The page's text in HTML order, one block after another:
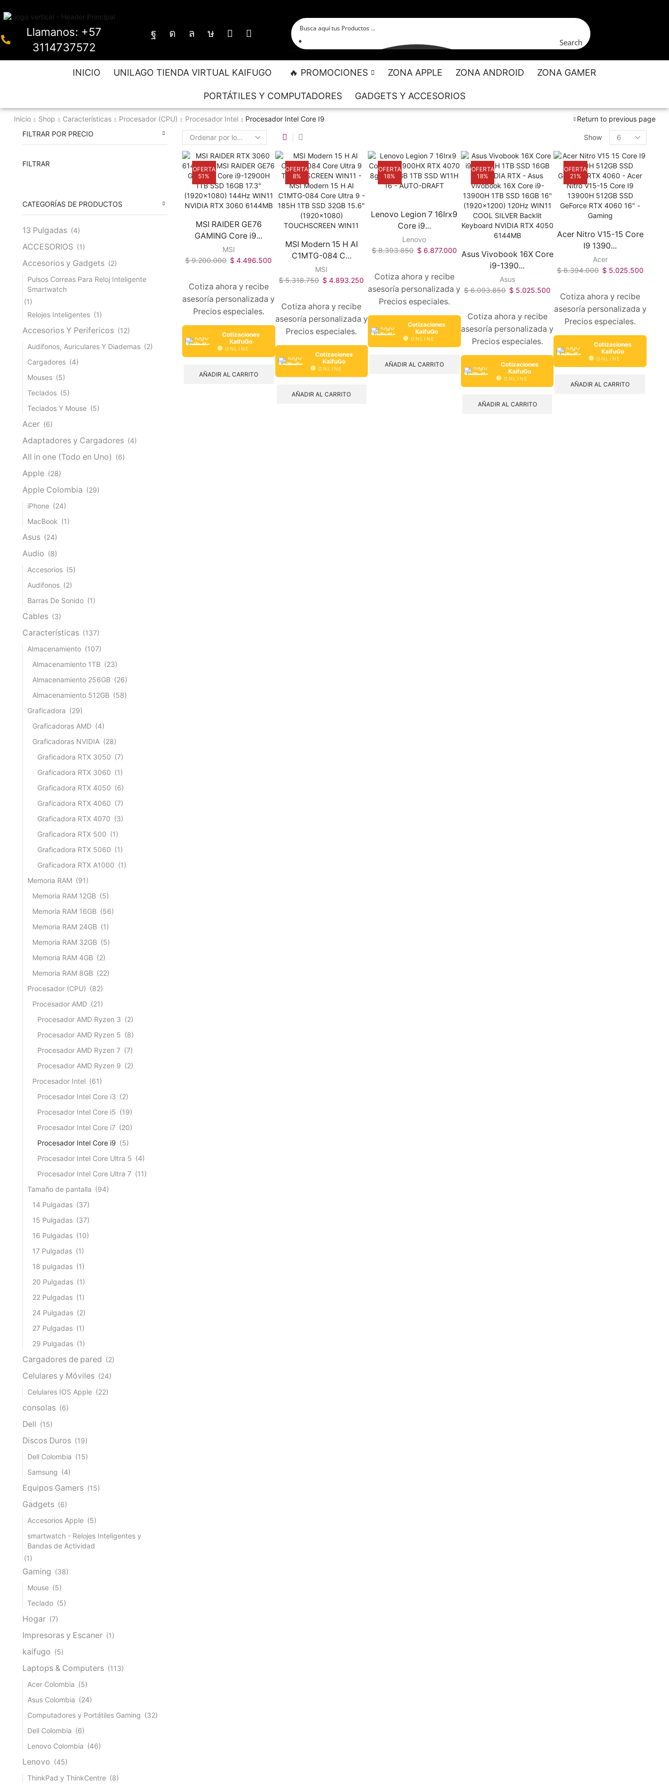
Llamanos: +57
3114737572
Search
INICIO UNILAGO TIENDA VIRTUAL KAIFUGO 🔥 PROMOCIONES ZONA APPLE ZONA ANDROID ZONA GAMER
PORTÁTILES Y COMPUTADORES GADGETS Y ACCESORIOS
Inicio Shop Características Procesador (CPU) Procesador Intel Procesador Intel Core I9 Return to previous page
Show
OFERTA
51%
MSI RAIDER GE76
GAMING Core i9...
MSI
$9.200.000 $ 4.496.500
Cotiza ahora y recibe
asesoría personalizada y
Precios especiales.
Cotizaciones
KaifuGo
ONLINE
AÑADIR AL CARRITO
OFERTA
8%
MSI Modern 15 H AI
C1MTG-084 C...
MSI
$5.318.750 $ 4.893.250
Cotiza ahora y recibe
asesoría personalizada y
Precios especiales.
Cotizaciones
KaifuGo
ONLINE
AÑADIR AL CARRITO
OFERTA
18%
Lenovo Legion 7 16Irx9
Core i9...
Lenovo
$8.393.850 $ 6.877.000
Cotiza ahora y recibe
asesoría personalizada y
Precios especiales.
Cotizaciones
KaifuGo
ONLINE
AÑADIR AL CARRITO
OFERTA
18%
Asus Vivobook 16X Core
i9-1390...
Asus
$6.093.850 $ 5.025.500
Cotiza ahora y recibe
asesoría personalizada y
Precios especiales.
Cotizaciones
KaifuGo
ONLINE
AÑADIR AL CARRITO
OFERTA
21%
Acer Nitro V15-15 Core
I9 1390...
Acer
$6.394.000 $ 5.025.500
Cotiza ahora y recibe
asesoría personalizada y
Precios especiales.
Cotizaciones
KaifuGo
ONLINE
AÑADIR AL CARRITO
FILTRAR POR PRECIO
FILTRAR
CATEGORÍAS DE PRODUCTOS
13 Pulgadas (4)
ACCESORIOS (1)
Accesorios y Gadgets (2)
Pulsos Correas Para Reloj Inteligente
Smartwatch
(1)
Relojes Inteligentes (1)
Accesorios Y Perifericos (12)
Audifonos, Auriculares Y Diademas (2)
Cargadores (4)
Mouses (5)
Teclados (5)
Teclados Y Mouse (5)
Acer (6)
Adaptadores y Cargadores (4)
All in one (Todo en Uno) (6)
Apple (28)
Apple Colombia (29)
iPhone (24)
MacBook (1)
Asus (24)
Audio (8)
Accesorios (5)
Audifonos (2)
Barras De Sonido (1)
Cables (3)
Características (137)
Almacenamiento (107)
Almacenamiento 1TB (23)
Almacenamiento 256GB (26)
Almacenamiento 512GB (58)
Graficadora (29)
Graficadoras AMD (4)
Graficadoras NVIDIA (28)
Graficadora RTX 3050 (7)
Graficadora RTX 3060 (1)
Graficadora RTX 4050 (6)
Graficadora RTX 4060 (7)
Graficadora RTX 4070 (3)
Graficadora RTX 500 (1)
Graficadora RTX 5060 (1)
Graficadora RTX A1000 (1)
Memoria RAM (91)
Memoria RAM 12GB (5)
Memoria RAM 16GB (56)
Memoria RAM 24GB (1)
Memoria RAM 32GB (5)
Memoria RAM 4GB (2)
Memoria RAM 8GB (22)
Procesador (CPU) (82)
Procesador AMD (21)
Procesador AMD Ryzen 3 (2)
Procesador AMD Ryzen 5 (8)
Procesador AMD Ryzen 7 (7)
Procesador AMD Ryzen 9 (2)
Procesador Intel (61)
Procesador Intel Core i3 (2)
Procesador Intel Core i5 (19)
Procesador Intel Core i7 (20)
Procesador Intel Core i9 (5)
Procesador Intel Core Ultra 5 (4)
Procesador Intel Core Ultra 7 (11)
Tamaño de pantalla (94)
14 Pulgadas (37)
15 Pulgadas (37)
16 Pulgadas (10)
17 Pulgadas (1)
18 pulgadas (1)
20 Pulgadas (1)
22 Pulgadas (1)
24 Pulgadas (2)
27 Pulgadas (1)
29 Pulgadas (1)
Cargadores de pared (2)
Celulares y Móviles (24)
Celulares IOS Apple (22)
consolas (6)
Dell (15)
Discos Duros (19)
Dell Colombia (15)
Samsung (4)
Equipos Gamers (15)
Gadgets (6)
Accesorios Apple (5)
smartwatch - Relojes Inteligentes y
Bandas de Actividad
(1)
Gaming (38)
Mouse (5)
Teclado (5)
Hogar (7)
Impresoras y Escaner (1)
kaifugo (5)
Laptops & Computers (113)
Acer Colombia (5)
Asus Colombia (24)
Computadores y Portátiles Gaming (32)
Dell Colombia (6)
Lenovo Colombia (46)
Lenovo (45)
ThinkPad y ThinkCentre (8)